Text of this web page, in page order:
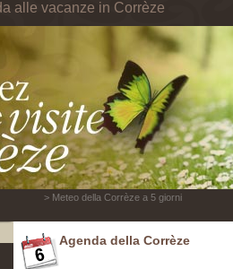
alle vacanze in Corrèze
> Meteo della Corrèze a 5 giorni
Agenda della Corrèze